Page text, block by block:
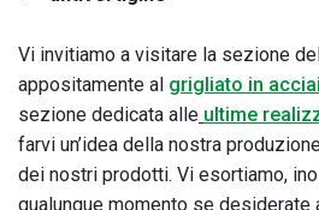
Vi invitiamo a visitare la sezione
appositamente al grigliato in
sezione dedicata alle ultime
farvi un’idea della nostra
dei nostri prodotti. Vi esortiamo,
qualunque momento se desiderate